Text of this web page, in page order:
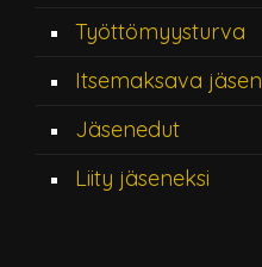
Työttömyysturva
Itsemaksava jäsen
Jäsenedut
Liity jäseneksi